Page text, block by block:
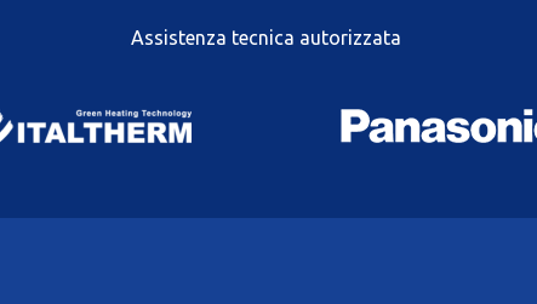
Assistenza tecnica autorizzata